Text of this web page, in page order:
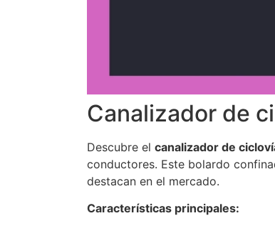
Canalizador de
Descubre el canalizador de
conductores. Este bolardo
destacan en el mercado.
Características principales: